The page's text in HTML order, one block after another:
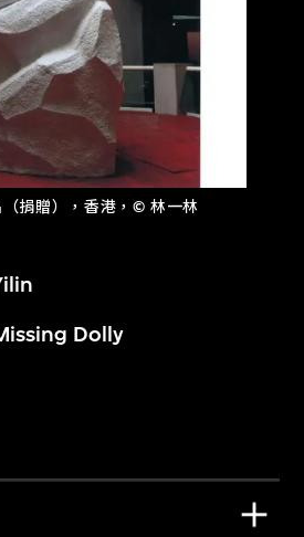
捐贈），香港，© 林一林
Dolly
二十及二十一世紀視覺